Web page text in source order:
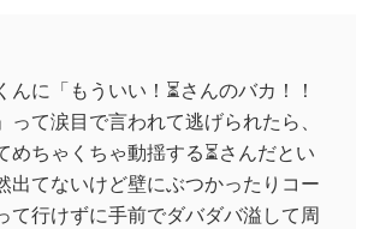
んに「もういい！⏳さんのバカ！！
って涙目で言われて逃げられたら、
めちゃくちゃ動揺する⏳さんだとい
てないけど壁にぶつかったりコー
て行けずに手前でダバダバ溢して周